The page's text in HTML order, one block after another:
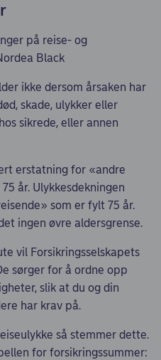
på reise- og
Black
ikke dersom årsaken har
skade, ulykker eller
sikrede, eller annen
erstatning for «andre
år. Ulykkesdekningen
som er fylt 75 år.
ingen øvre aldersgrense.
vil Forsikringsselskapets
sørger for å ordne opp
slik at du og din
har krav på.
så stemmer dette.
for forsikringssummer: